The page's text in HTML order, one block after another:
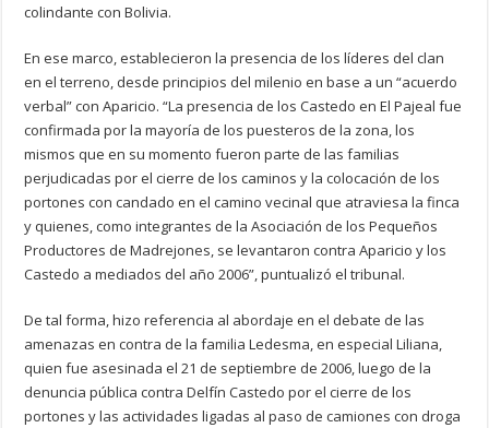
colindante con Bolivia.
En ese marco, establecieron la presencia de los líderes del clan
en el terreno, desde principios del milenio en base a un “acuerdo
verbal” con Aparicio. “La presencia de los Castedo en El Pajeal fue
confirmada por la mayoría de los puesteros de la zona, los
mismos que en su momento fueron parte de las familias
perjudicadas por el cierre de los caminos y la colocación de los
portones con candado en el camino vecinal que atraviesa la finca
y quienes, como integrantes de la Asociación de los Pequeños
Productores de Madrejones, se levantaron contra Aparicio y los
Castedo a mediados del año 2006”, puntualizó el tribunal.
De tal forma, hizo referencia al abordaje en el debate de las
amenazas en contra de la familia Ledesma, en especial Liliana,
quien fue asesinada el 21 de septiembre de 2006, luego de la
denuncia pública contra Delfín Castedo por el cierre de los
portones y las actividades ligadas al paso de camiones con droga